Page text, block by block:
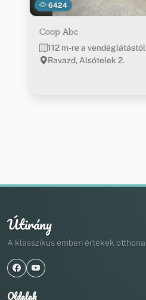
6424
Coop Abc
112 m-re a vendéglátástól
Ravazd, Alsótelek 2.
Útirány
A klasszikus emberi értékek otthona
Oldalak